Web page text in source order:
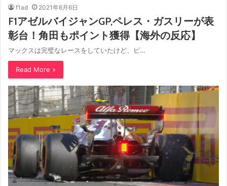
f1ad 2021年6月6日
F1アゼルバイジャンGP,ペレス・ガスリーが表
彰台！角田もポイント獲得【海外の反応】
マックスは完璧なレースをしていたけど、ピ…
Read More »